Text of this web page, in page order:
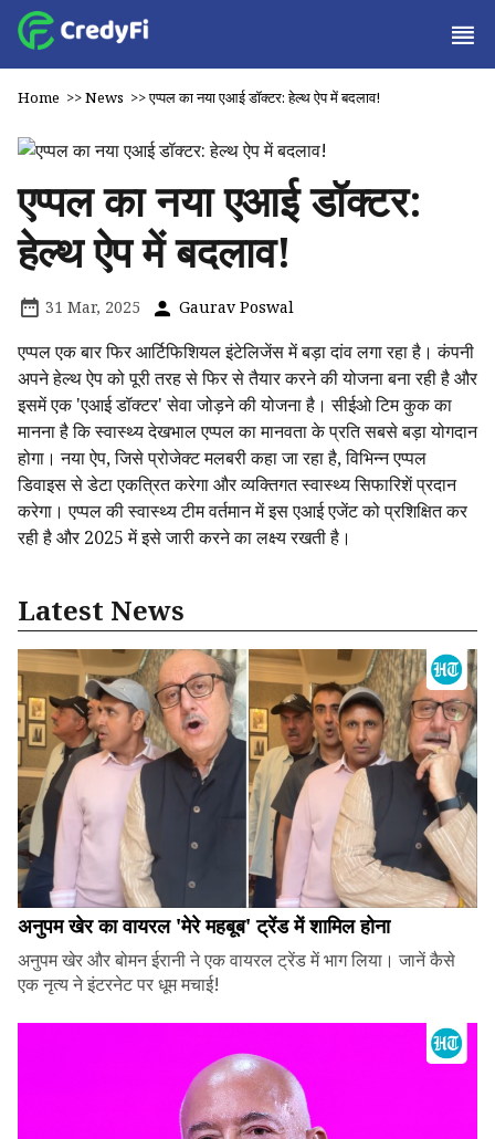
Home >>News >>एप्पल का नया एआई डॉक्टर: हेल्थ ऐप में बदलाव!
एप्पल का नया एआई डॉक्टर:
हेल्थ ऐप में बदलाव!
31 Mar, 2025 Gaurav Poswal
एप्पल एक बार फिर आर्टिफिशियल इंटेलिजेंस में बड़ा दांव लगा रहा है। कंपनी
अपने हेल्थ ऐप को पूरी तरह से फिर से तैयार करने की योजना बना रही है और
इसमें एक 'एआई डॉक्टर' सेवा जोड़ने की योजना है। सीईओ टिम कुक का
मानना है कि स्वास्थ्य देखभाल एप्पल का मानवता के प्रति सबसे बड़ा योगदान
होगा। नया ऐप, जिसे प्रोजेक्ट मलबरी कहा जा रहा है, विभिन्न एप्पल
डिवाइस से डेटा एकत्रित करेगा और व्यक्तिगत स्वास्थ्य सिफारिशें प्रदान
करेगा। एप्पल की स्वास्थ्य टीम वर्तमान में इस एआई एजेंट को प्रशिक्षित कर
रही है और 2025 में इसे जारी करने का लक्ष्य रखती है।
Latest News
अनुपम खेर का वायरल 'मेरे महबूब' ट्रेंड में शामिल होना
अनुपम खेर और बोमन ईरानी ने एक वायरल ट्रेंड में भाग लिया। जानें कैसे
एक नृत्य ने इंटरनेट पर धूम मचाई!